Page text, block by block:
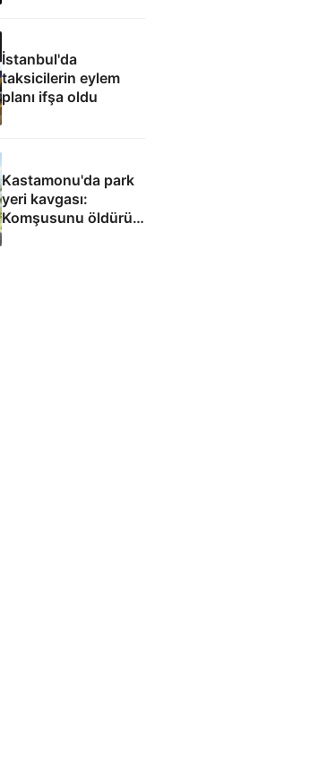
İstanbul'da
taksicilerin eylem
planı ifşa oldu
Kastamonu'da park
yeri kavgası:
Komşusunu öldürüp
evini ve aracını ateşe